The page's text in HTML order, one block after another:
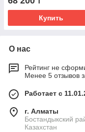
Купить
О нас
Рейтинг не
Менее 5 отзывов
Работает с
г. Алматы
Бостандыкский
Казахстан